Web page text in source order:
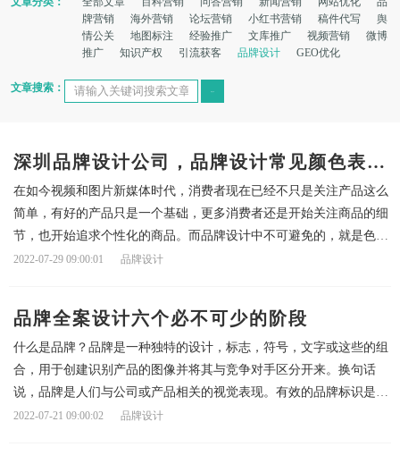
牌营销
海外营销 论坛营销 小红书营销 稿件代写
舆
情公关
地图标注 经验推广 文库推广 视频营销
微博
推广
知识产权 引流获客 品牌设计 GEO优化
文章搜索：
深圳品牌设计公司，品牌设计常见颜色表达
的含意
在如今视频和图片新媒体时代，消费者现在已经不只是关注产品这么
简单，有好的产品只是一个基础，更多消费者还是开始关注商品的细
节，也开始追求个性化的商品。而品牌设计中不可避免的，就是色彩
搭配。那么，在品牌设计中，不同的颜色有着怎样的含意，下面，小
2022-07-29 09:00:01 品牌设计
品牌全案设计六个必不可少的阶段
什么是品牌？品牌是一种独特的设计，标志，符号，文字或这些的组
合，用于创建识别产品的图像并将其与竞争对手区分开来。换句话
说，品牌是人们与公司或产品相关的视觉表现。有效的品牌标识是客
户与高可信度和高质量相关联的标识。然而，强大的品牌塑造不仅取
2022-07-21 09:00:02 品牌设计